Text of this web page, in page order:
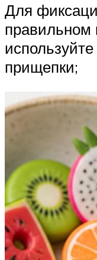
Для
правильном
прищепки;